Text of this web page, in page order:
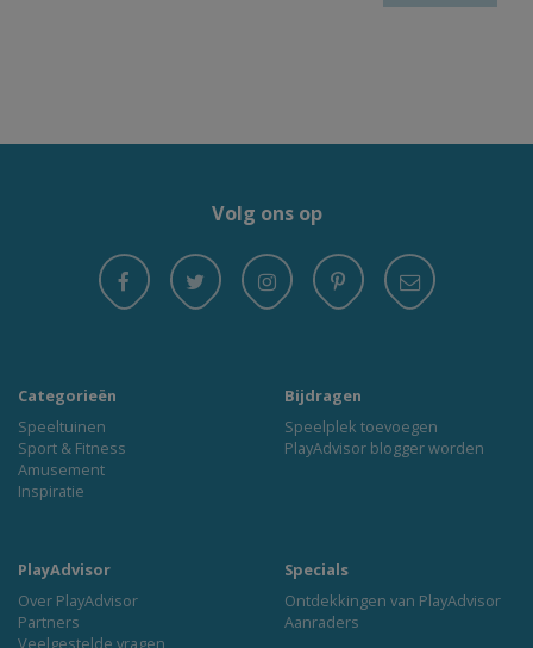
Volg ons op
Categorieën
Speeltuinen
Sport & Fitness
Amusement
Inspiratie
Bijdragen
Speelplek toevoegen
PlayAdvisor blogger worden
PlayAdvisor
Over PlayAdvisor
Partners
Veelgestelde vragen
Specials
Ontdekkingen van PlayAdvisor
Aanraders